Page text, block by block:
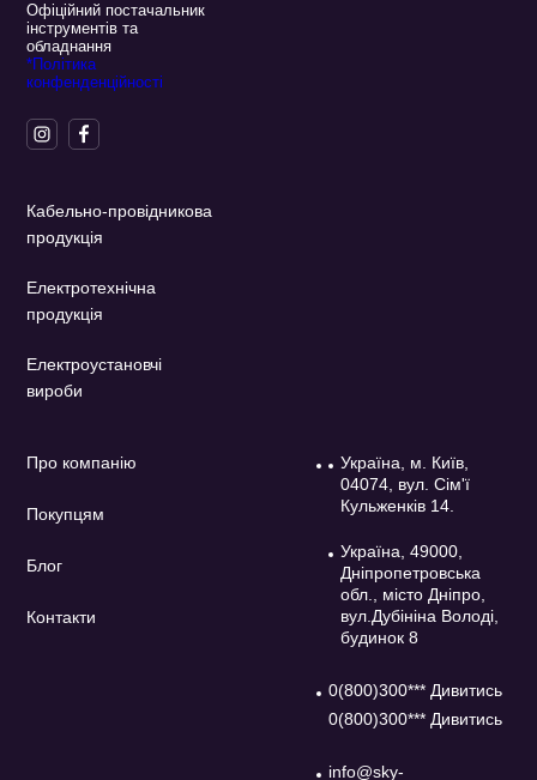
Офіційний постачальник
інструментів та
обладнання
*Політика
конфенденційності
Кабельно-провідникова
продукція
Електротехнічна
продукція
Електроустановчі
вироби
Про компанію
Покупцям
Блог
Контакти
Україна, м. Київ,
04074, вул. Сім'ї
Кульженків 14.
Україна, 49000,
Дніпропетровська
обл., місто Дніпро,
вул.Дубініна Володі,
будинок 8
0(800)300*** Дивитись
0(800)300*** Дивитись
info@sky-